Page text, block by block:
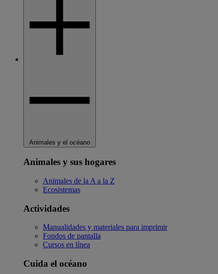
Animales y el océano
Animales y sus hogares
Animales de la A a la Z
Ecosistemas
Actividades
Manualidades y materiales para imprimir
Fondos de pantalla
Cursos en línea
Cuida el océano